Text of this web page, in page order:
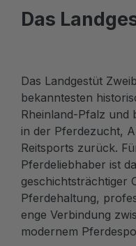
Das
Das Landgestüt
bekanntesten
Rheinland-Pfalz und
in der Pferdezucht,
Reitsports zurück.
Pferdeliebhaber ist
geschichtsträchtiger
Pferdehaltung,
enge Verbindung
modernem